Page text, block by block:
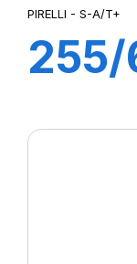
PIRELLI - S-A/T+
255/